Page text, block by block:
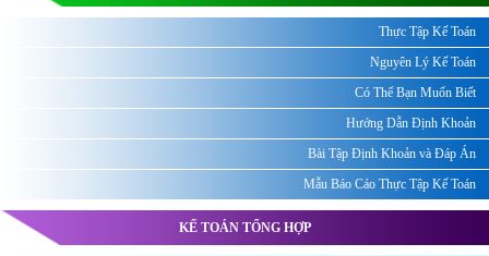
Thực Tập Kế Toán
Nguyên Lý Kế Toán
Có Thể Bạn Muốn Biết
Hướng Dẫn Định Khoản
Bài Tập Định Khoản và Đáp Án
Mẫu Báo Cáo Thực Tập Kế Toán
KẾ TOÁN TỔNG HỢP